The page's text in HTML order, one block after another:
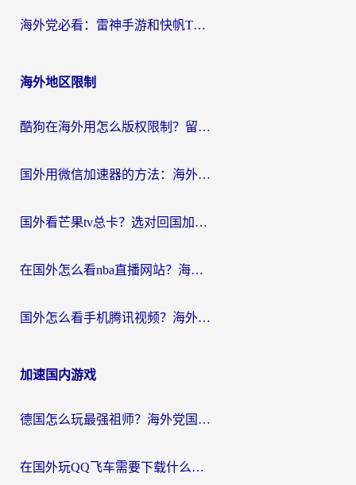
海外党必看：雷神手游和快帆TV版好用吗？3步选对回国加速器不踩坑
海外地区限制
酷狗在海外用怎么版权限制？留学生亲测：3步解决听国内音乐难题
国外用微信加速器的方法：海外党无缝连接国内生活的实用指南
国外看芒果tv总卡？选对回国加速器，轻松追《浪姐》不费劲
在国外怎么看nba直播网站？海外党专属体育观赛指南，告别地区限制！
国外怎么看手机腾讯视频？海外党亲测有效的追剧加速器选择指南
加速国内游戏
德国怎么玩最强祖师？海外党国服游戏加速器选择全攻略（附宝可梦Online实测）
在国外玩QQ飞车需要下载什么加速器呢？海外党亲测有效的国服游戏加速指南